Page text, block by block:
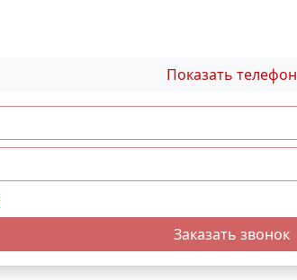
Показать телефон
Заказать звонок